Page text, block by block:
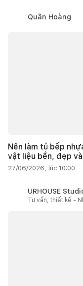
Quân Hoàng
Nên làm tủ bếp
vật liệu bền, đẹp
27/06/2026, lúc 10:00
URHOUSE
Tư vấn, thiết kế -